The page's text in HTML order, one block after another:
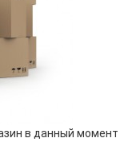
в данный момент